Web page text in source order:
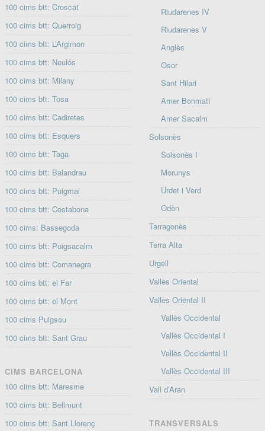
100 cims btt: Croscat
100 cims btt: Querroig
100 cims btt: L’Argimon
100 cims btt: Neulós
100 cims btt: Milany
100 cims btt: Tosa
100 cims btt: Cadiretes
100 cims btt: Esquers
100 cims btt: Taga
100 cims btt: Balandrau
100 cims btt: Puigmal
100 cims btt: Costabona
100 cims: Bassegoda
100 cims btt: Puigsacalm
100 cims btt: Comanegra
100 cims btt: el Far
100 cims btt: el Mont
100 cims Puigsou
100 cims btt: Sant Grau
CIMS BARCELONA
100 cims btt: Maresme
100 cims btt: Bellmunt
100 cims btt: Sant Llorenç
Riudarenes IV
Riudarenes V
Anglès
Osor
Sant Hilari
Amer Bonmatí
Amer Sacalm
Solsonès
Solsonès I
Morunys
Urdet i Verd
Odèn
Tarragonès
Terra Alta
Urgell
Vallès Oriental
Vallès Oriental II
Vallès Occidental
Vallès Occidental I
Vallès Occidental II
Vallès Occidental III
Vall d’Aran
TRANSVERSALS